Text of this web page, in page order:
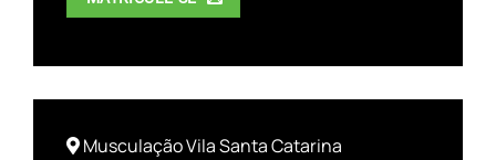
Musculação Vila Santa Catarina